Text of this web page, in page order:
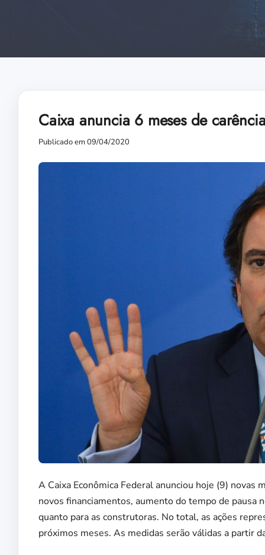
Caixa anuncia 6 meses de
Publicado em 09/04/2020
A Caixa Econômica Federal anunciou hoje (9) novas
novos financiamentos, aumento do tempo de pausa
quanto para as construtoras. No total, as ações
próximos meses. As medidas serão válidas a partir